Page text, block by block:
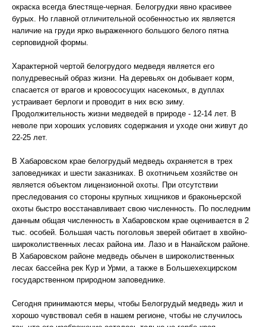
окраска всегда блестяще-черная. Белогрудки явно красивее
бурых. Но главной отличительной особенностью их является
наличие на груди ярко выраженного большого белого пятна
серповидной формы.
Характерной чертой белогрудого медведя является его
полудревесный образ жизни. На деревьях он добывает корм,
спасается от врагов и кровососущих насекомых, в дуплах
устраивает берлоги и проводит в них всю зиму.
Продолжительность жизни медведей в природе - 12-14 лет. В
неволе при хороших условиях содержания и уходе они живут до
22-25 лет.
В Хабаровском крае белогрудый медведь охраняется в трех
заповедниках и шести заказниках. В охотничьем хозяйстве он
является объектом лицензионной охоты. При отсутствии
преследования со стороны крупных хищников и браконьерской
охоты быстро восстанавливает свою численность. По последним
данным общая численность в Хабаровском крае оценивается в 2
тыс. особей. Большая часть поголовья зверей обитает в хвойно-
широколиственных лесах района им. Лазо и в Нанайском районе.
В Хабаровском районе медведь обычен в широколиственных
лесах бассейна рек Кур и Урми, а также в Большехехцирском
государственном природном заповеднике.
Сегодня принимаются меры, чтобы Белогрудый медведь жил и
хорошо чувствовал себя в нашем регионе, чтобы не случилось